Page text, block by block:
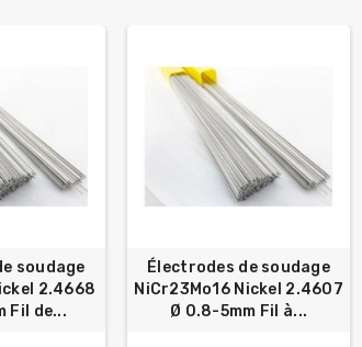
soudage
2.4668
Fil de...
Électrodes de soudage
NiCr23Mo16 Nickel 2.4607
Ø 0.8-5mm Fil à...